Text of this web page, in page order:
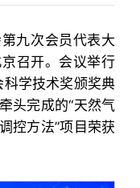
九次会员代表大
召开。会议举行
学技术奖颁奖典
头完成的“天然气
控方法”项目荣获